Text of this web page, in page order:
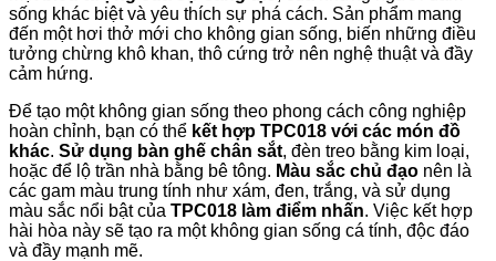
sống khác biệt và yêu thích sự phá cách. Sản phẩm mang
đến một hơi thở mới cho không gian sống, biến những điều
tưởng chừng khô khan, thô cứng trở nên nghệ thuật và đầy
cảm hứng.
Để tạo một không gian sống theo phong cách công nghiệp
hoàn chỉnh, bạn có thể kết hợp TPC018 với các món đồ
khác. Sử dụng bàn ghế chân sắt, đèn treo bằng kim loại,
hoặc để lộ trần nhà bằng bê tông. Màu sắc chủ đạo nên là
các gam màu trung tính như xám, đen, trắng, và sử dụng
màu sắc nổi bật của TPC018 làm điểm nhấn. Việc kết hợp
hài hòa này sẽ tạo ra một không gian sống cá tính, độc đáo
và đầy mạnh mẽ.